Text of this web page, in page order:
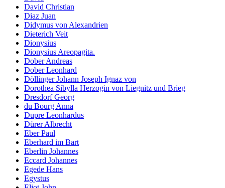
David Christian
Diaz Juan
Didymus von Alexandrien
Dieterich Veit
Dionysius
Dionysius Areopagita.
Dober Andreas
Dober Leonhard
Döllinger Johann Joseph Ignaz von
Dorothea Sibylla Herzogin von Liegnitz und Brieg
Dresdorf Georg
du Bourg Anna
Dupre Leonhardus
Dürer Albrecht
Eber Paul
Eberhard im Bart
Eberlin Johannes
Eccard Johannes
Egede Hans
Egystus